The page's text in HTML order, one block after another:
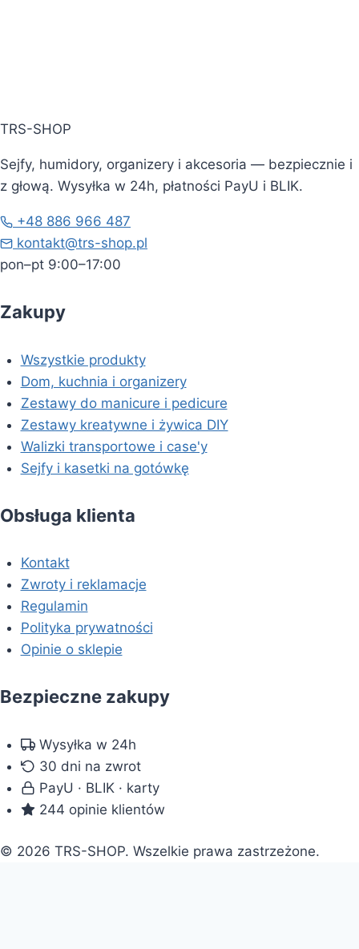
TRS-SHOP
Sejfy, humidory, organizery i akcesoria — bezpiecznie i
z głową. Wysyłka w 24h, płatności PayU i BLIK.
+48 886 966 487
kontakt@trs-shop.pl
pon–pt 9:00–17:00
Zakupy
Wszystkie produkty
Dom, kuchnia i organizery
Zestawy do manicure i pedicure
Zestawy kreatywne i żywica DIY
Walizki transportowe i case'y
Sejfy i kasetki na gotówkę
Obsługa klienta
Kontakt
Zwroty i reklamacje
Regulamin
Polityka prywatności
Opinie o sklepie
Bezpieczne zakupy
Wysyłka w 24h
30 dni na zwrot
PayU · BLIK · karty
244 opinie klientów
© 2026 TRS-SHOP. Wszelkie prawa zastrzeżone.